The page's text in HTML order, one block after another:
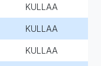
KULLAA
KULLAA
KULLAA